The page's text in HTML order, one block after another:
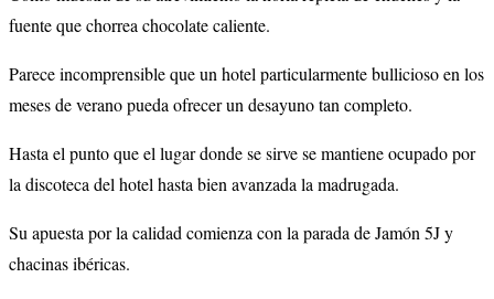
fuente que chorrea chocolate caliente.
Parece incomprensible que un hotel particularmente bullicioso en los
meses de verano pueda ofrecer un desayuno tan completo.
Hasta el punto que el lugar donde se sirve se mantiene ocupado por
la discoteca del hotel hasta bien avanzada la madrugada.
Su apuesta por la calidad comienza con la parada de Jamón 5J y
chacinas ibéricas.